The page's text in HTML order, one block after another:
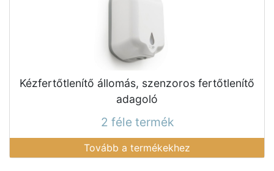
Kézfertőtlenítő állomás, szenzoros fertőtlenítő
adagoló
2 féle termék
Tovább a termékekhez